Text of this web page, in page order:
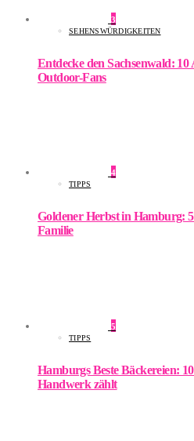
3
SEHENSWÜRDIGKEITEN
Entdecke den Sachsenwald:
Outdoor-Fans
4
TIPPS
Goldener Herbst in Hamburg:
Familie
5
TIPPS
Hamburgs Beste Bäckereien:
Handwerk zählt